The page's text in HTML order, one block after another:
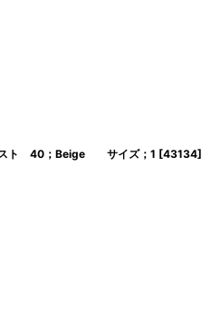
スト 40；Beige サイズ；1 [43134]